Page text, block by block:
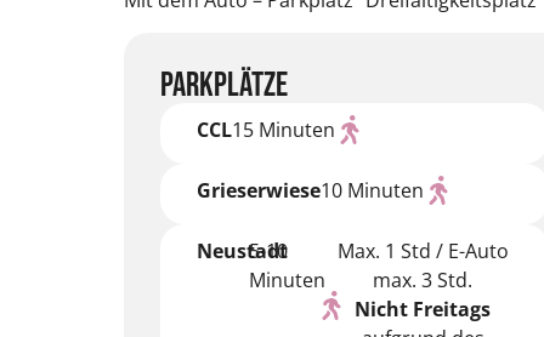
Parkplätze
CCL15 Minuten
Grieserwiese10 Minuten
Neustadt
5-10
Minuten
Max. 1 Std / E-Auto
max. 3 Std.
Nicht Freitags